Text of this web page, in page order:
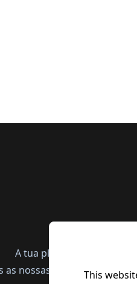
A tua plataforma para te
as nossas notícias,This